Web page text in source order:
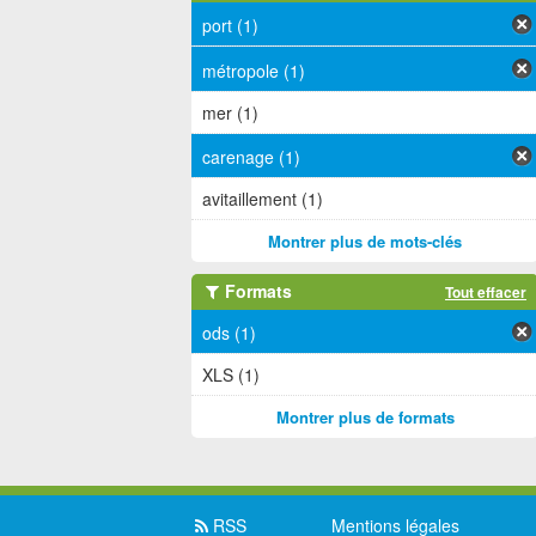
port (1)
métropole (1)
mer (1)
carenage (1)
avitaillement (1)
Montrer plus de mots-clés
Formats Tout effacer
ods (1)
XLS (1)
Montrer plus de formats
RSS Mentions légales